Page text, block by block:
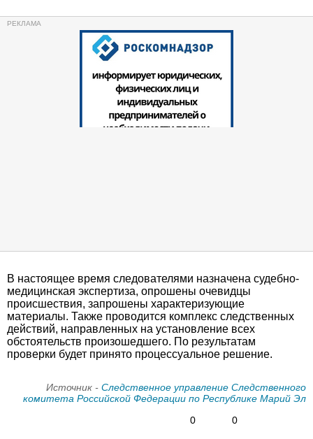
В настоящее время следователями назначена судебно-
медицинская экспертиза, опрошены очевидцы
происшествия, запрошены характеризующие
материалы. Также проводится комплекс следственных
действий, направленных на установление всех
обстоятельств произошедшего. По результатам
проверки будет принято процессуальное решение.
Источник - Следственное управление Следственного
комитета Российской Федерации по Республике Марий Эл
0
0